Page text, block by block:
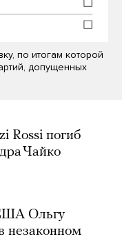
по итогам которой
допущенных
Rossi погиб
Чайко
Ольгу
незаконном